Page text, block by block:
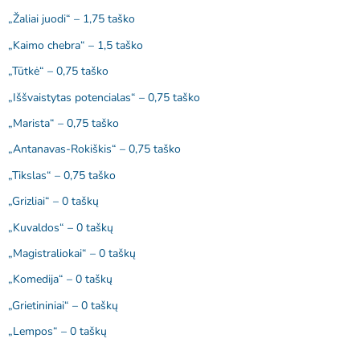
„Žaliai juodi“ – 1,75 taško
„Kaimo chebra“ – 1,5 taško
„Tūtkė“ – 0,75 taško
„Iššvaistytas potencialas“ – 0,75 taško
„Marista“ – 0,75 taško
„Antanavas-Rokiškis“ – 0,75 taško
„Tikslas“ – 0,75 taško
„Grizliai“ – 0 taškų
„Kuvaldos“ – 0 taškų
„Magistraliokai“ – 0 taškų
„Komedija“ – 0 taškų
„Grietininiai“ – 0 taškų
„Lempos“ – 0 taškų